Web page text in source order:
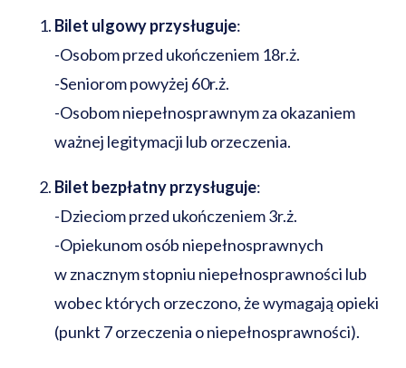
Bilet ulgowy przysługuje:
-Osobom przed ukończeniem 18r.ż.
-Seniorom powyżej 60r.ż.
-Osobom niepełnosprawnym za okazaniem
ważnej legitymacji lub orzeczenia.
Bilet bezpłatny przysługuje:
-Dzieciom przed ukończeniem 3r.ż.
-Opiekunom osób niepełnosprawnych
w znacznym stopniu niepełnosprawności lub
wobec których orzeczono, że wymagają opieki
(punkt 7 orzeczenia o niepełnosprawności).